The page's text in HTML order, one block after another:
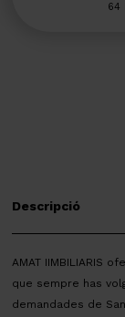
Descripció
AMAT IIMBILIARIS
que sempre has
demandades de
64